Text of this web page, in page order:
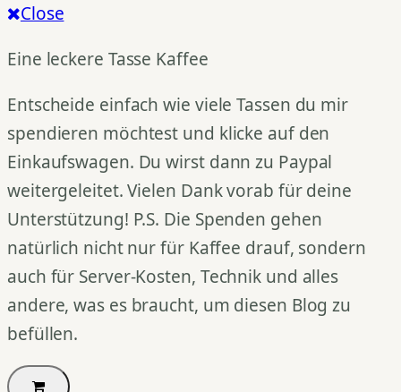
Close
Eine leckere Tasse Kaffee
Entscheide einfach wie viele Tassen du mir
spendieren möchtest und klicke auf den
Einkaufswagen. Du wirst dann zu Paypal
weitergeleitet. Vielen Dank vorab für deine
Unterstützung! P.S. Die Spenden gehen
natürlich nicht nur für Kaffee drauf, sondern
auch für Server-Kosten, Technik und alles
andere, was es braucht, um diesen Blog zu
befüllen.